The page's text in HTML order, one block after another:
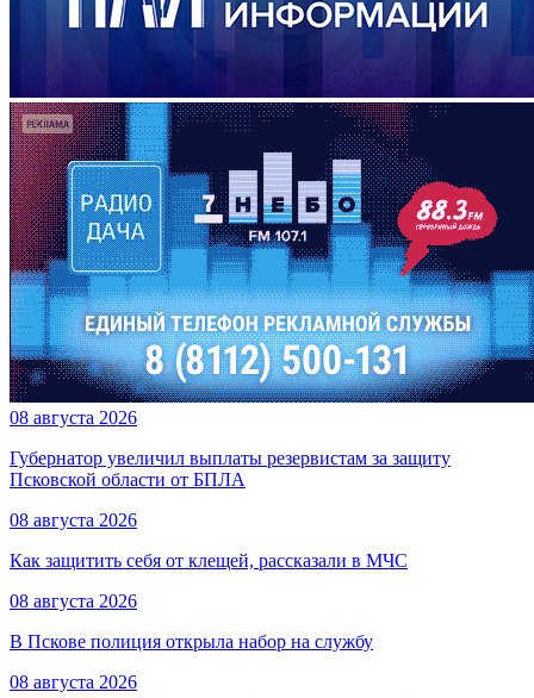
08 августа 2026
Губернатор увеличил выплаты резервистам за защиту
Псковской области от БПЛА
08 августа 2026
Как защитить себя от клещей, рассказали в МЧС
08 августа 2026
В Пскове полиция открыла набор на службу
08 августа 2026